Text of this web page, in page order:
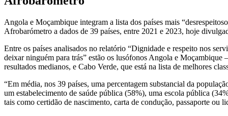
Angola e Moçambique integram a lista dos países mais
Afrobarómetro a dados de 39 países, entre 2021 e 2023, hoje
Entre os países analisados no relatório “Dignidade e respeito nos
deixar ninguém para trás” estão os lusófonos Angola e Moçambique
resultados medianos, e Cabo Verde, que está na lista de melhores
“Em média, nos 39 países, uma percentagem substancial da
um estabelecimento de saúde pública (58%), uma escola pública
tais como certidão de nascimento, carta de condução, passaporte